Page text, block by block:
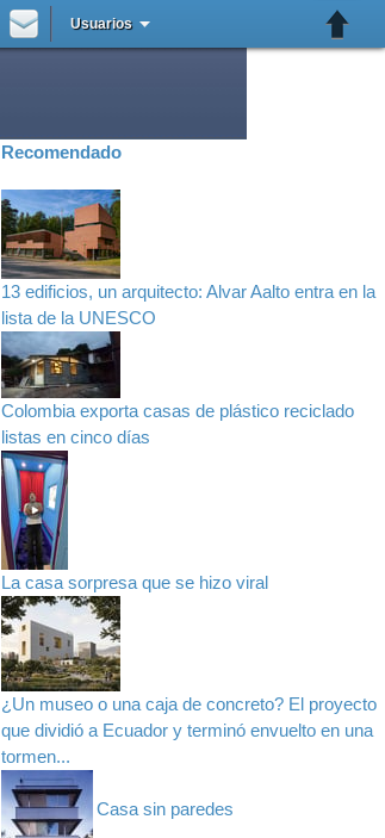
Usuarios
Recomendado
13 edificios, un arquitecto: Alvar Aalto entra en la
lista de la UNESCO
Colombia exporta casas de plástico reciclado
listas en cinco días
La casa sorpresa que se hizo viral
¿Un museo o una caja de concreto? El proyecto
que dividió a Ecuador y terminó envuelto en una
tormen...
Casa sin paredes